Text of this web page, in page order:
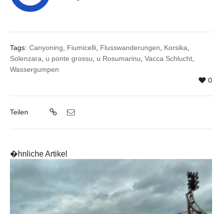
Tags: Canyoning Fiumicelli Flusswanderungen Korsika
Solenzara
u ponte grossu u Rosumarinu Vacca Schlucht
Wassergumpen
0
Teilen
�hnliche Artikel